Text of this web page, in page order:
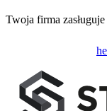
Twoja firma